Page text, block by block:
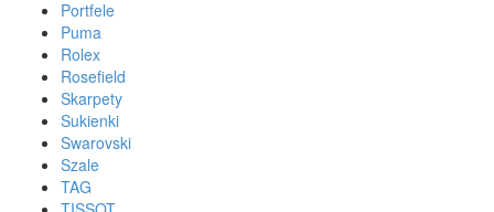
Portfele
Puma
Rolex
Rosefield
Skarpety
Sukienki
Swarovski
Szale
TAG